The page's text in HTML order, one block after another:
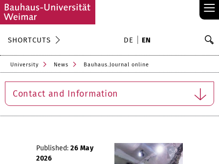
≡
SHORTCUTS DE EN
University News Bauhaus.Journal online
Contact and Information
Published: 26 May
2026